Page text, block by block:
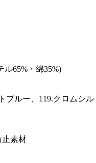
65%・綿35%)
ブルー、119.クロムシル
止素材